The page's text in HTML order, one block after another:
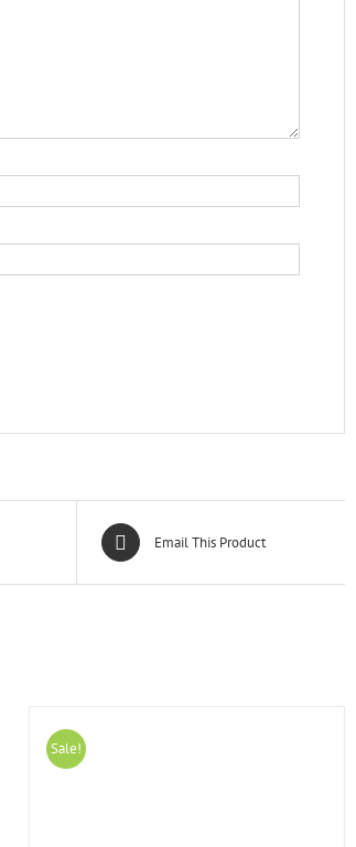
Email This Product
Sale!